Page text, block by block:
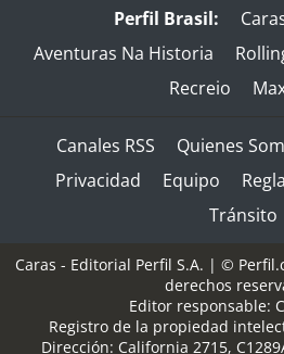
Perfil Brasil:
Aventuras Na Historia
Recreio
Canales RSS Quienes
Privacidad
Equipo
Tránsito
Caras - Editorial Perfil S.A. | ©
derechos
Editor responsable:
Registro de la propiedad
Dirección: California 2715,